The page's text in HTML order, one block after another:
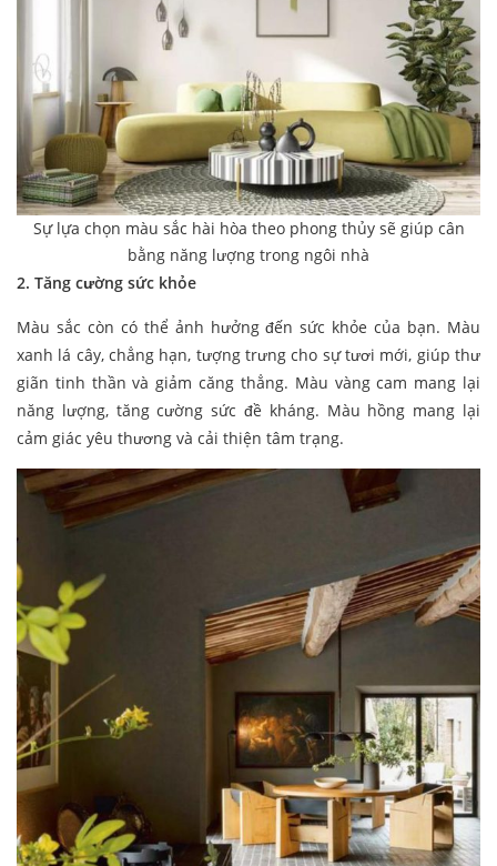
Sự lựa chọn màu sắc hài hòa theo phong thủy sẽ giúp cân
bằng năng lượng trong ngôi nhà
2. Tăng cường sức khỏe
Màu sắc còn có thể ảnh hưởng đến sức khỏe của bạn. Màu
xanh lá cây, chẳng hạn, tượng trưng cho sự tươi mới, giúp thư
giãn tinh thần và giảm căng thẳng. Màu vàng cam mang lại
năng lượng, tăng cường sức đề kháng. Màu hồng mang lại
cảm giác yêu thương và cải thiện tâm trạng.